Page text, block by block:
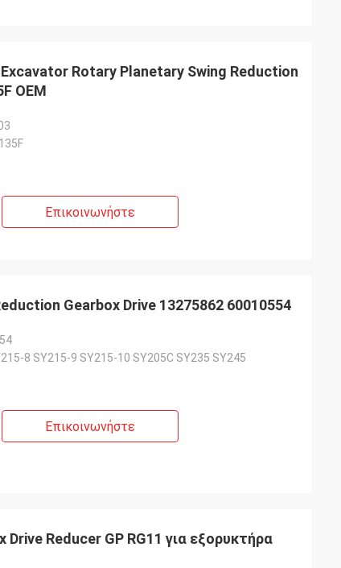
Rotary Planetary Swing Reduction
OEM
Επικοινωνήστε
Gearbox Drive 13275862 60010554
8 SY215-9 SY215-10 SY205C SY235 SY245
Επικοινωνήστε
Reducer GP RG11 για εξορυκτήρα